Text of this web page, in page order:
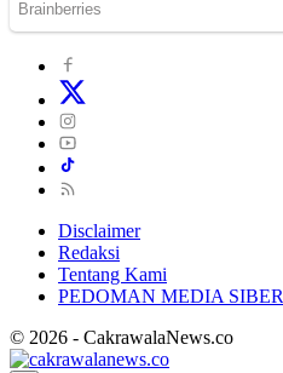
Disclaimer
Redaksi
Tentang Kami
PEDOMAN MEDIA SIBER
© 2026 - CakrawalaNews.co